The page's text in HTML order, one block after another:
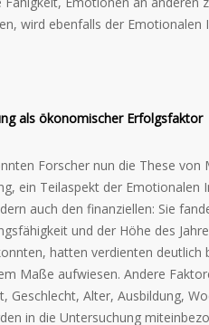
wird ebenfalls der Emotionalen
als ökonomischer Erfolgsfaktor
Forscher nun die These von
ein Teilaspekt der Emotionalen
auch den finanziellen: Sie
und der Höhe des
hatten verdienten
Maße aufwiesen. Andere
Geschlecht, Alter, Ausbildung,
in die Untersuchung